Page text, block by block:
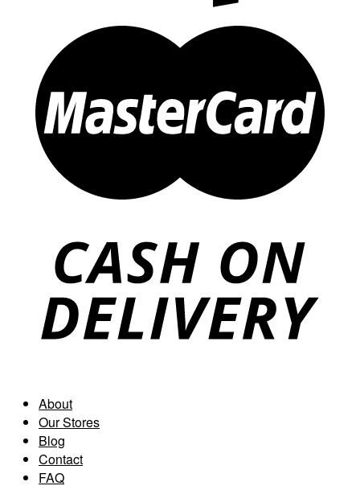
About
Our Stores
Blog
Contact
FAQ